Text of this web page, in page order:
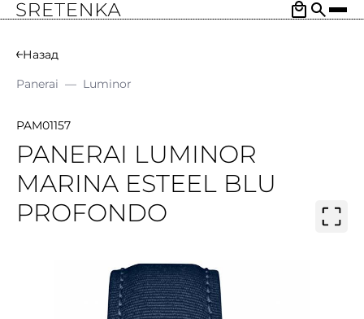
Назад
Panerai — Luminor
PAM01157
PANERAI LUMINOR
MARINA ESTEEL BLU
PROFONDO